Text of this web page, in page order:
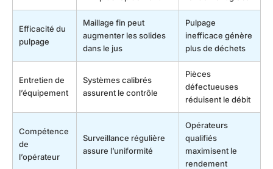
Efficacité du
pulpage
Maillage fin peut
augmenter les solides
dans le jus
Pulpage
inefficace génère
plus de déchets
Entretien de
l’équipement
Systèmes calibrés
assurent le contrôle
Pièces
défectueuses
réduisent le débit
Compétence
de
l’opérateur
Surveillance régulière
assure l’uniformité
Opérateurs
qualifiés
maximisent le
rendement